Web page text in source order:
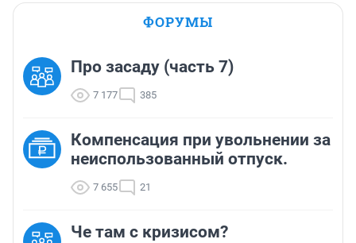
ФОРУМЫ
Про засаду (часть 7)
7 177 385
Компенсация при увольнении за
неиспользованный отпуск.
7 655 21
Че там с кризисом?